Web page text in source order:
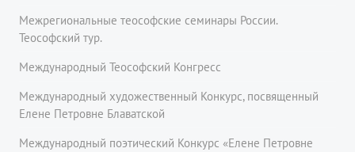
Межрегиональные теософские семинары России.
Теософский тур.
Международный Теософский Конгресс
Международный художественный Конкурс, посвященный
Елене Петровне Блаватской
Международный поэтический Конкурс «Елене Петровне